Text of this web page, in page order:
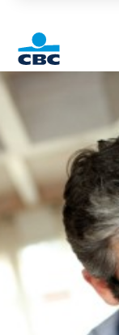
Entrepreneurs